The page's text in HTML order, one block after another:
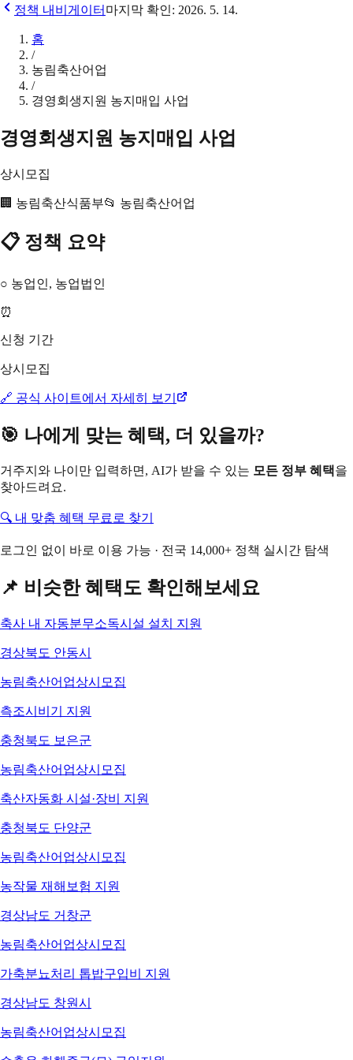
정책 내비게이터 마지막 확인: 2026. 5. 14.
홈
/
농림축산어업
/
경영회생지원 농지매입 사업
경영회생지원 농지매입 사업
상시모집
🏢 농림축산식품부📂 농림축산어업
📋 정책 요약
○ 농업인, 농업법인
⏰
신청 기간
상시모집
🔗 공식 사이트에서 자세히 보기
🎯 나에게 맞는 혜택, 더 있을까?
거주지와 나이만 입력하면, AI가 받을 수 있는 모든 정부 혜택을
찾아드려요.
🔍 내 맞춤 혜택 무료로 찾기
로그인 없이 바로 이용 가능 · 전국 14,000+ 정책 실시간 탐색
📌 비슷한 혜택도 확인해보세요
축사 내 자동분무소독시설 설치 지원
경상북도 안동시
농림축산어업상시모집
측조시비기 지원
충청북도 보은군
농림축산어업상시모집
축산자동화 시설·장비 지원
충청북도 단양군
농림축산어업상시모집
농작물 재해보험 지원
경상남도 거창군
농림축산어업상시모집
가축분뇨처리 톱밥구입비 지원
경상남도 창원시
농림축산어업상시모집